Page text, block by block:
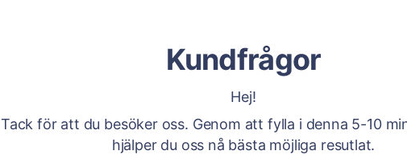
Kundfrågor
Hej!
Tack för att du besöker oss. Genom att fylla i denna 5-10
hjälper du oss nå bästa möjliga resutlat.